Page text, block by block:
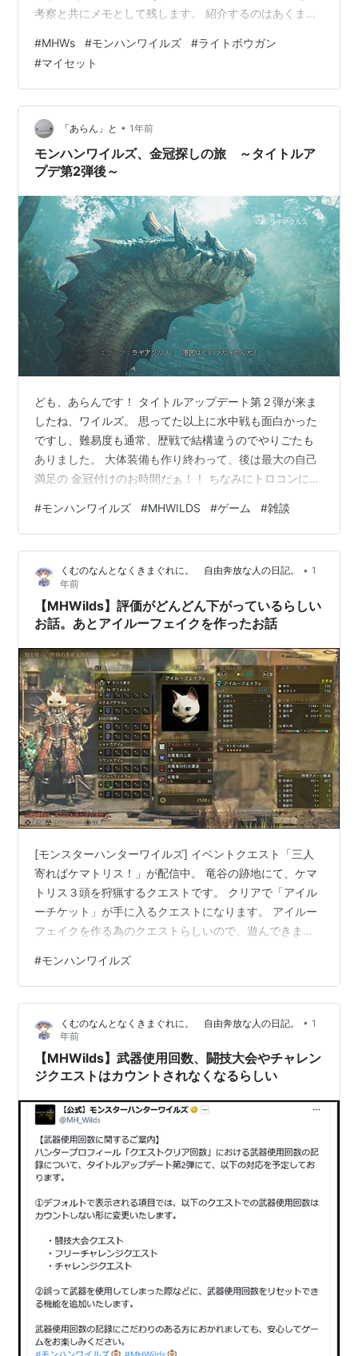
考察と共にメモとして残します。 紹介するのはあくまで
で調整をお願いします。 ■環境について ■ライトボウガ
ンについて ■通常弾/散弾 ■貫通弾 ■属性弾 ■その他 ■
環境について 夏🏖️ ── タイトルアップデート第二弾！ ラ
ギアクルス、セルレギオス、歴戦王ウズ・トゥナが実装
されました。 ■ライトボウガンについて ▼叛弩アルシア
ラ＠通…
#MHWs #モンハンワイルズ #ライトボウガン
#マイセット
「あらん」と • 1年前
モンハンワイルズ、金冠探しの旅 ～タイトルア
プデ第2弾後～
ども、あらんです！ タイトルアップデート第２弾が来ま
したね、ワイルズ。 思ってた以上に水中戦も面白かった
ですし、難易度も通常、歴戦で結構違うのでやりごたも
ありました。 大体装備も作り終わって、後は最大の自己
満足の 金冠付けのお時間だぁ！！ ちなみにトロコンには
足です（笑 うちのブログ、一番見られてる記事がこの記
事なんですよね。 aran1192.net ですが、以前に書いた記
事から色々とアプデで変わり、その都度追記してました
が金冠マラソンのやり方も大分変わってきたので新たに
記事にしようと思った訳で。 尚、記事の内容としてこち
らの動画も参考させて…
#モンハンワイルズ #MHWILDS #ゲーム #雑談
くむのなんとなくきまぐれに。 自由奔放な人の日記。 • 1
年前
【MHWilds】評価がどんどん下がっているらしい
お話。あとアイルーフェイクを作ったお話
[モンスターハンターワイルズ] イベントクエスト「三人
寄ればケマトリス！」が配信中。 竜谷の跡地にて、ケマ
トリス３頭を狩猟するクエストです。 クリアで「アイル
ーチケット」が手に入るクエストになります。 アイルー
フェイクを作る為のクエストらしいので、遊んできまし
た難易度ではなく、ボッチでも簡単です。 １頭ずつ戦う
クエストだが 敵の体力を減らすと、倒す前に増援が出て
きます。なので、同時２頭での戦いになりますが 敵自体
が大した強さではないので、まあ特には問題ないです
ね。 ハンマー的には頭も狙いやすいし、簡単に転倒する
しでカモである。 ３頭クエストだ…
#モンハンワイルズ
くむのなんとなくきまぐれに。 自由奔放な人の日記。 • 1
年前
【MHWilds】武器使用回数、闘技大会やチャレン
ジクエストはカウントされなくなるらしい